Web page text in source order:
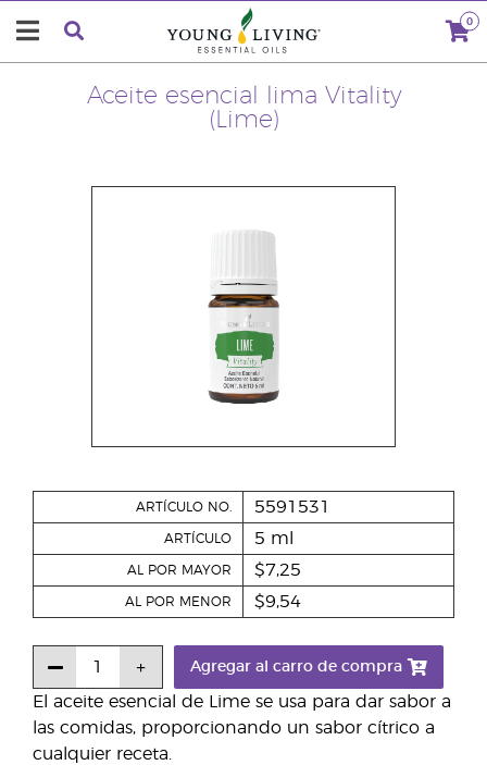
0
Aceite esencial lima Vitality
(Lime)
El aceite esencial de Lime se usa para dar sabor a
las comidas, proporcionando un sabor cítrico a
cualquier receta.
ARTÍCULO NO. 5591531
ARTÍCULO 5 ml
AL POR MAYOR $7,25
AL POR MENOR $9,54
Agregar al carro de compra